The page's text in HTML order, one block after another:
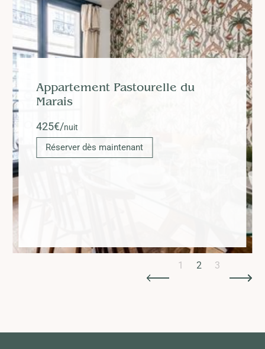
Appartement Pastourelle du
Marais
425€/nuit
Réserver dès maintenant
1 2 3